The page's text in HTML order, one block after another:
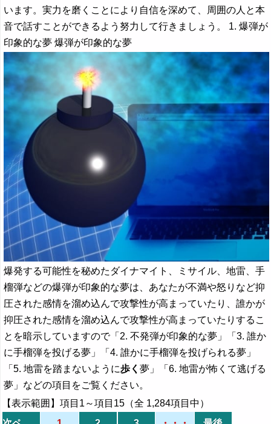
います。実力を磨くことにより自信を深めて、周囲の人と本
音で話すことができるよう努力して行きましょう。 1. 爆弾が
印象的な夢 爆弾が印象的な夢
爆発する可能性を秘めたダイナマイト、ミサイル、地雷、手
榴弾などの爆弾が印象的な夢は、あなたが不満や怒りなど抑
圧された感情を溜め込んで攻撃性が高まっていたり、誰かが
抑圧された感情を溜め込んで攻撃性が高まっていたりするこ
とを暗示していますので「2. 不発弾が印象的な夢」「3. 誰か
に手榴弾を投げる夢」「4. 誰かに手榴弾を投げられる夢」
「5. 地雷を踏まないように歩く夢」「6. 地雷が怖くて逃げる
夢」などの項目をご覧ください。
【表示範囲】項目1～項目15（全 1,284項目中）